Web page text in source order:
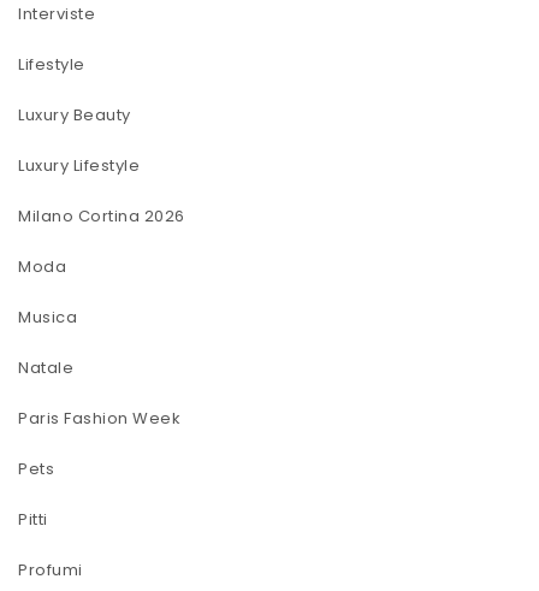
Interviste
Lifestyle
Luxury Beauty
Luxury Lifestyle
Milano Cortina 2026
Moda
Musica
Natale
Paris Fashion Week
Pets
Pitti
Profumi